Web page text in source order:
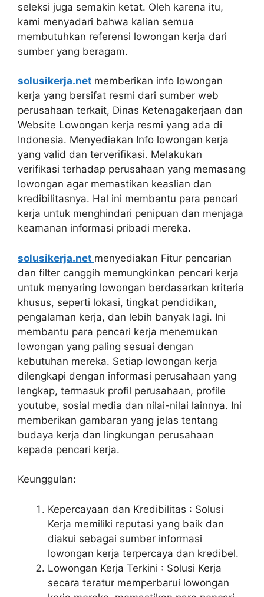
seleksi juga semakin ketat. Oleh karena itu,
kami menyadari bahwa kalian semua
membutuhkan referensi lowongan kerja dari
sumber yang beragam.
solusikerja.net memberikan info lowongan
kerja yang bersifat resmi dari sumber web
perusahaan terkait, Dinas Ketenagakerjaan dan
Website Lowongan kerja resmi yang ada di
Indonesia. Menyediakan Info lowongan kerja
yang valid dan terverifikasi. Melakukan
verifikasi terhadap perusahaan yang memasang
lowongan agar memastikan keaslian dan
kredibilitasnya. Hal ini membantu para pencari
kerja untuk menghindari penipuan dan menjaga
keamanan informasi pribadi mereka.
solusikerja.net menyediakan Fitur pencarian
dan filter canggih memungkinkan pencari kerja
untuk menyaring lowongan berdasarkan kriteria
khusus, seperti lokasi, tingkat pendidikan,
pengalaman kerja, dan lebih banyak lagi. Ini
membantu para pencari kerja menemukan
lowongan yang paling sesuai dengan
kebutuhan mereka. Setiap lowongan kerja
dilengkapi dengan informasi perusahaan yang
lengkap, termasuk profil perusahaan, profile
youtube, sosial media dan nilai-nilai lainnya. Ini
memberikan gambaran yang jelas tentang
budaya kerja dan lingkungan perusahaan
kepada pencari kerja.
Keunggulan:
Kepercayaan dan Kredibilitas : Solusi
Kerja memiliki reputasi yang baik dan
diakui sebagai sumber informasi
lowongan kerja terpercaya dan kredibel.
Lowongan Kerja Terkini : Solusi Kerja
secara teratur memperbarui lowongan